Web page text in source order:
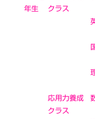
年生
クラス
応用力養成
クラス